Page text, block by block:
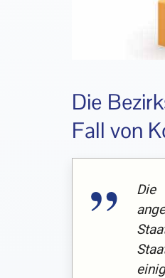
Die
Fall von
Die